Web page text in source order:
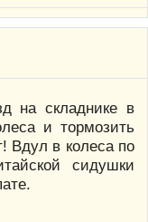
на складнике в
и тормозить
Вдул в колеса по
сидушки